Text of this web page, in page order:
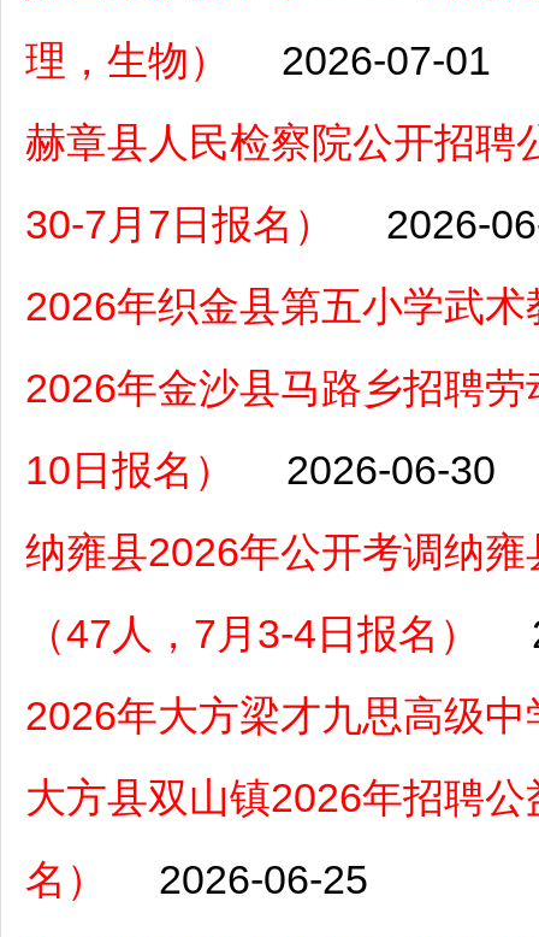
理，生物）
2026-07-01
赫章县人民检察院公开招聘
30-7月7日报名）
2026-
2026年织金县第五小学武
2026年金沙县马路乡招聘
10日报名）
2026-06-30
纳雍县2026年公开考调纳
（47人，7月3-4日报名）
2026年大方梁才九思高级
大方县双山镇2026年招聘
名）
2026-06-25